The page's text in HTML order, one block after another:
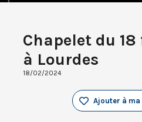
Chapelet du
à Lourdes
18/02/2024
Ajouter à